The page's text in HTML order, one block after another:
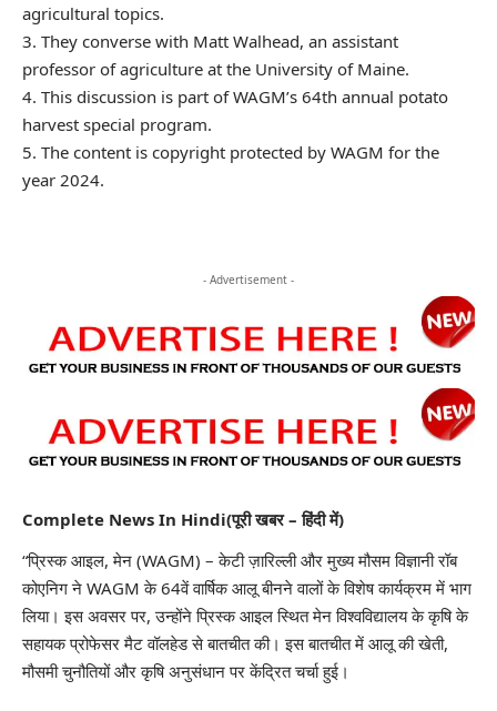
agricultural topics.
3. They converse with Matt Walhead, an assistant
professor of agriculture at the University of Maine.
4. This discussion is part of WAGM’s 64th annual potato
harvest special program.
5. The content is copyright protected by WAGM for the
year 2024.
- Advertisement -
Complete News In Hindi(पूरी खबर – हिंदी में)
“प्रिस्क आइल, मेन (WAGM) – केटी ज़ारिल्ली और मुख्य मौसम विज्ञानी रॉब
कोएनिग ने WAGM के 64वें वार्षिक आलू बीनने वालों के विशेष कार्यक्रम में भाग
लिया। इस अवसर पर, उन्होंने प्रिस्क आइल स्थित मेन विश्वविद्यालय के कृषि के
सहायक प्रोफेसर मैट वॉलहेड से बातचीत की। इस बातचीत में आलू की खेती,
मौसमी चुनौतियों और कृषि अनुसंधान पर केंद्रित चर्चा हुई।